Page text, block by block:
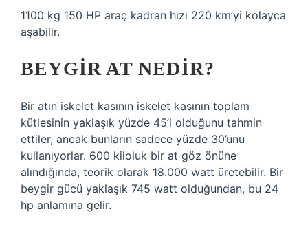
1100 kg 150 HP araç kadran hızı 220 km’yi kolayca
aşabilir.
BEYGIR AT NEDIR?
Bir atın iskelet kasının iskelet kasının toplam
kütlesinin yaklaşık yüzde 45’i olduğunu tahmin
ettiler, ancak bunların sadece yüzde 30’unu
kullanıyorlar. 600 kiloluk bir at göz önüne
alındığında, teorik olarak 18.000 watt üretebilir. Bir
beygir gücü yaklaşık 745 watt olduğundan, bu 24
hp anlamına gelir.